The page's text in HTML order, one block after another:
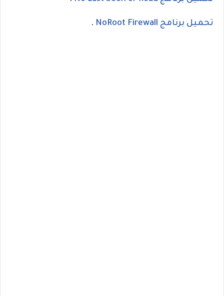
تحميل برنامج NoRoot Firewall
.